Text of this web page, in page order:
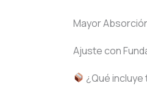
Mayor
Ajuste con
¿Qué